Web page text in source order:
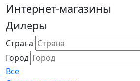
Интернет-магазины
Дилеры
Страна
Город
Все